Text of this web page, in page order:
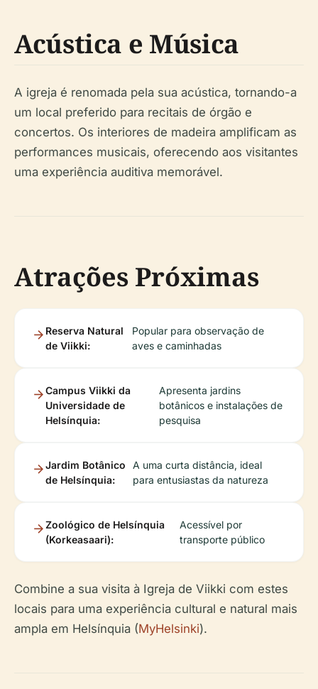
Acústica e Música
A igreja é renomada pela sua acústica, tornando-a
um local preferido para recitais de órgão e
concertos. Os interiores de madeira amplificam as
performances musicais, oferecendo aos visitantes
uma experiência auditiva memorável.
Atrações Próximas
Reserva Natural
de Viikki:
Popular para observação de
aves e caminhadas
Campus Viikki da
Universidade de
Helsínquia:
Apresenta jardins
botânicos e instalações de
pesquisa
Jardim Botânico
de Helsínquia:
A uma curta distância, ideal
para entusiastas da natureza
Zoológico de Helsínquia
(Korkeasaari):
Acessível por
transporte público
Combine a sua visita à Igreja de Viikki com estes
locais para uma experiência cultural e natural mais
ampla em Helsínquia (MyHelsinki).